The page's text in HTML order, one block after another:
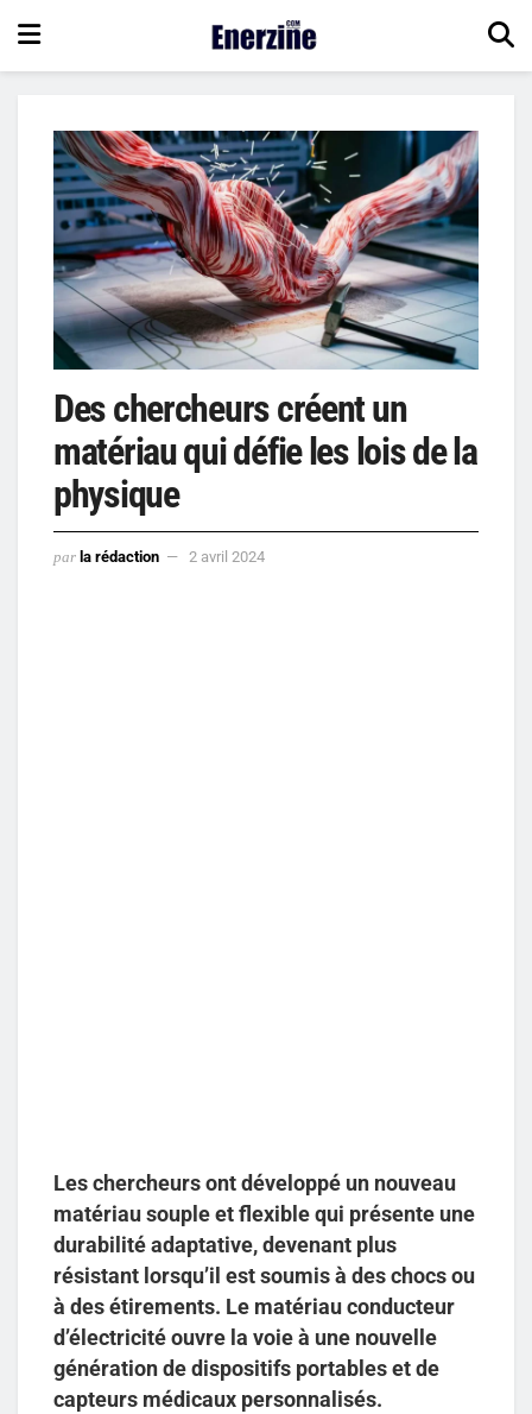
Des chercheurs créent un
matériau qui défie les lois de la
physique
par la rédaction 2 avril 2024
Les chercheurs ont développé un nouveau
matériau souple et flexible qui présente une
durabilité adaptative, devenant plus
résistant lorsqu’il est soumis à des chocs ou
à des étirements. Le matériau conducteur
d’électricité ouvre la voie à une nouvelle
génération de dispositifs portables et de
capteurs médicaux personnalisés.